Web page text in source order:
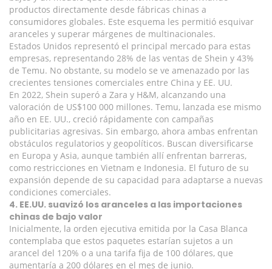
productos directamente desde fábricas chinas a
consumidores globales. Este esquema les permitió esquivar
aranceles y superar márgenes de multinacionales.
Estados Unidos representó el principal mercado para estas
empresas, representando 28% de las ventas de Shein y 43%
de Temu. No obstante, su modelo se ve amenazado por las
crecientes tensiones comerciales entre China y EE. UU.
En 2022, Shein superó a Zara y H&M, alcanzando una
valoración de US$100 000 millones. Temu, lanzada ese mismo
año en EE. UU., creció rápidamente con campañas
publicitarias agresivas. Sin embargo, ahora ambas enfrentan
obstáculos regulatorios y geopolíticos. Buscan diversificarse
en Europa y Asia, aunque también allí enfrentan barreras,
como restricciones en Vietnam e Indonesia. El futuro de su
expansión depende de su capacidad para adaptarse a nuevas
condiciones comerciales.
4. EE.UU. suavizó los aranceles a las importaciones
chinas de bajo valor
Inicialmente, la orden ejecutiva emitida por la Casa Blanca
contemplaba que estos paquetes estarían sujetos a un
arancel del 120% o a una tarifa fija de 100 dólares, que
aumentaría a 200 dólares en el mes de junio.